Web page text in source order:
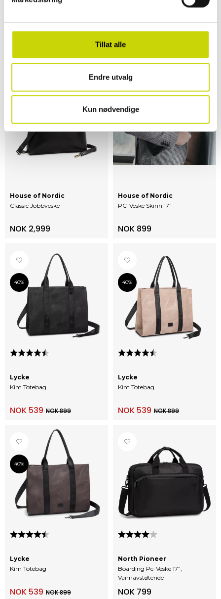
Tillat alle
Endre utvalg
Kun nødvendige
Sofia Totebag Til
Laptop
Sofia Totebag Til
Laptop
NOK 599
Classic Jobbveske
House of Nordic
NOK 2,999
PC-Veske Skinn 17"
House of Nordic
NOK 899
40%
Kim Totebag
Lycke
NOK 539 NOK 899
Karakter:
40%
Kim Totebag
Lycke
NOK 539 NOK 899
Karakter:
40%
Kim Totebag
Lycke
NOK 539 NOK 899
Karakter:
Boarding Pc-Veske 17”,
Vannavstøtende
North Pioneer
NOK 799
Karakter: